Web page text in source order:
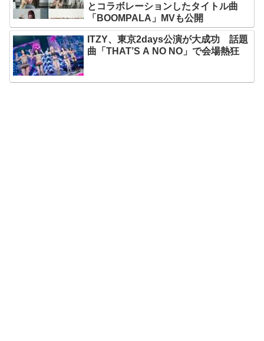
とコラボレーションしたタイトル曲
「BOOMPALA」MVも公開
ITZY、東京2days公演が大成功 話題
曲「THAT’S A NO NO」で会場熱狂